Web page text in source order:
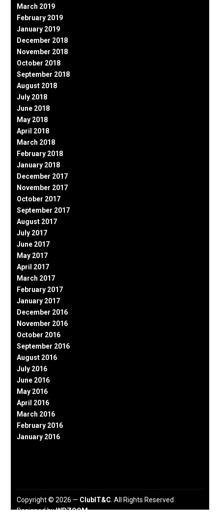
March 2019
February 2019
January 2019
December 2018
November 2018
October 2018
September 2018
August 2018
July 2018
June 2018
May 2018
April 2018
March 2018
February 2018
January 2018
December 2017
November 2017
October 2017
September 2017
August 2017
July 2017
June 2017
May 2017
April 2017
March 2017
February 2017
January 2017
December 2016
November 2016
October 2016
September 2016
August 2016
July 2016
June 2016
May 2016
April 2016
March 2016
February 2016
January 2016
Copyright © 2026 — ClubIT&C . All Rights Reserved
Designed byWPZOOM